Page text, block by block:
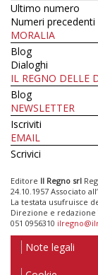
Ultimo numero
Numeri precedenti
MORALIA
Blog
Dialoghi
IL REGNO DELLE
Blog
NEWSLETTER
Iscriviti
EMAIL
Scrivici
Editore Il Regno srl
24.10.1957 Associato
La testata usufruisce
Direzione e redazione
051 0956310
Note legali